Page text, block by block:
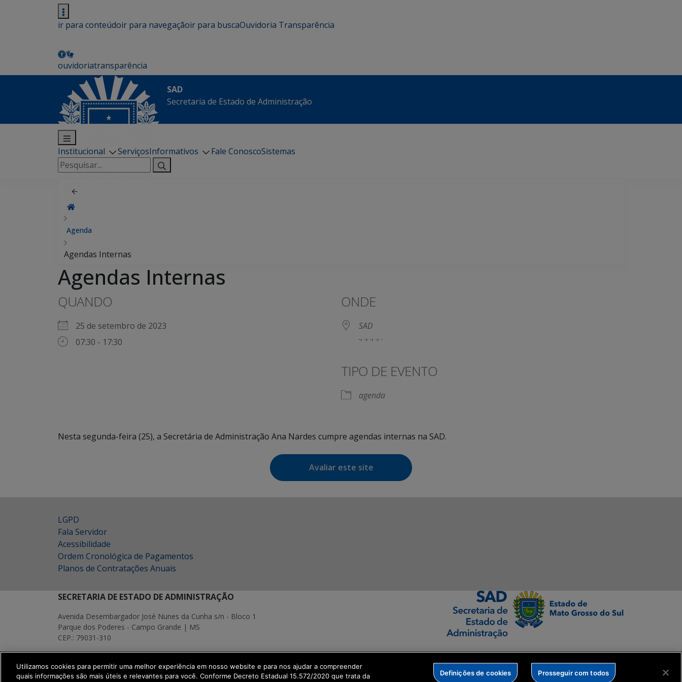
ir para conteúdoir para navegaçãoir para buscaOuvidoria Transparência
ouvidoriatransparência
SAD
Secretaria de Estado de Administração
Institucional ServiçosInformativos Fale ConoscoSistemas
Pesquisar
por:
Agenda
Agendas Internas
Agendas Internas
QUANDO
25 de setembro de 2023
07:30 - 17:30
ONDE
SAD
., ., ., ., .
TIPO DE EVENTO
agenda
Nesta segunda-feira (25), a Secretária de Administração Ana Nardes cumpre agendas internas na SAD.
Avaliar este site
LGPD
Fala Servidor
Acessibilidade
Ordem Cronológica de Pagamentos
Planos de Contratações Anuais
SECRETARIA DE ESTADO DE ADMINISTRAÇÃO
Avenida Desembargador José Nunes da Cunha s/n - Bloco 1
Parque dos Poderes - Campo Grande | MS
CEP.: 79031-310
SETDIG | Secretaria-Executiva de Transformação Digital
Utilizamos cookies para permitir uma melhor experiência em nosso website e para nos ajudar a compreender
quais informações são mais úteis e relevantes para você. Conforme Decreto Estadual 15.572/2020 que trata da
Definições de cookies Prosseguir com todos